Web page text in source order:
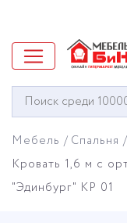
Окно
поиска
Мебель Спальня
Кровать 1,6 м с
"Эдинбург" КР 01